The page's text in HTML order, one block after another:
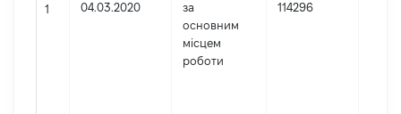
1 04.03.2020
за
основним
місцем
роботи
114296